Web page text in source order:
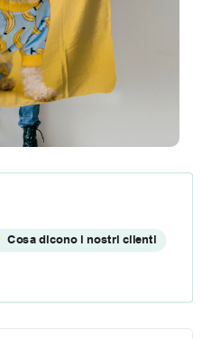
Cosa dicono i nostri clienti